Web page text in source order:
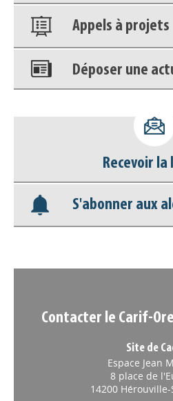
Appels à projets
Déposer une
déconnecter)
Base
Nos veilles
Recevoir
S'abonner aux
Contacter le Carif-
Site de
Espace Jean
8 place de
14200